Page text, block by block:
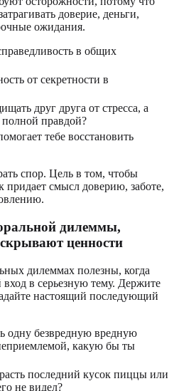
доверие, деньги,
ожидания.
в общих
от секретности в
друг друга от стресса, а
полной правдой?
тебе восстановить
спор. Цель в том, чтобы
придает смысл доверию, заботе,
дилеммы,
ценности
дилеммах полезны, когда
в серьезную тему. Держите
настоящий последующий
одну безвредную вредную
какую бы ты
последний кусок пиццы или
не видел?